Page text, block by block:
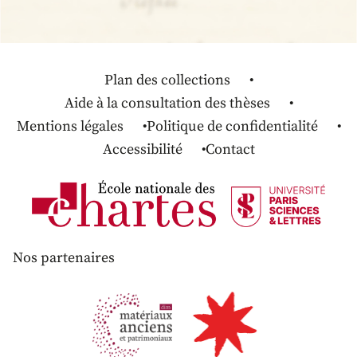
Plan des collections
Aide à la consultation des thèses
Mentions légales
Politique de confidentialité
Accessibilité
Contact
Nos partenaires